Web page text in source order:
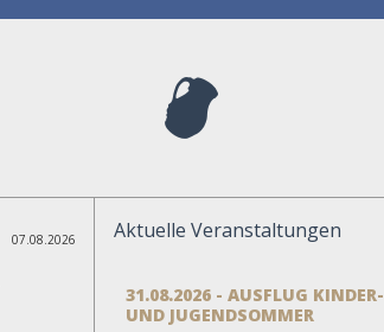
07.08.2026 Aktuelle Veranstaltungen
31.08.2026 - AUSFLUG KINDER-
UND JUGENDSOMMER